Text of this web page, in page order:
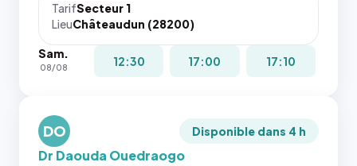
navigateur
pas la
place, et
les trois
dernières
images de
TarifSecteur 1
LieuChâteaudun (28200)
Sam.
08/08 12:30 17:00 17:10
DO Disponible dans 4 h
Dr Daouda Ouedraogo
{# 40×40
`.profile-
picture`,
et un